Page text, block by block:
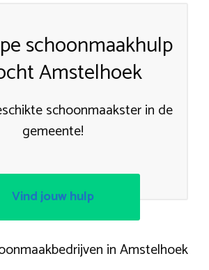
schoonmaakhulp
Amstelhoek
schoonmaakster in de
gemeente!
Vind jouw hulp
in Amstelhoek